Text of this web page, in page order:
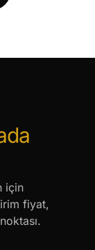
için
fiyat,